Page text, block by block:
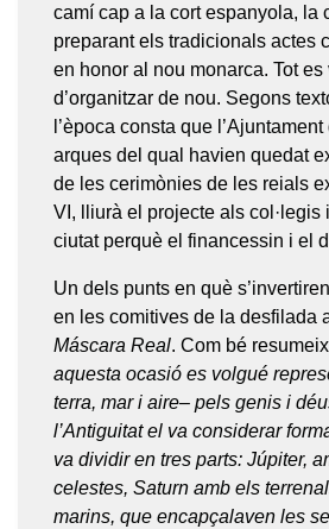
camí cap a la cort espanyola, la
preparant els tradicionals actes
en honor al nou monarca. Tot es
d’organitzar de nou. Segons
l’època consta que
arques del qual havien quedat
de les cerimònies de les reials
VI, lliurà el projecte als col·legis
ciutat perquè el financessin i el
Un dels punts en què
en les comitives de la desfilada
Máscara Real. Com bé
aquesta ocasió es volgué
terra, mar i aire– pels genis i
l’Antiguitat el va considerar
va dividir en tres parts: Júpiter,
celestes, Saturn amb els
marins, que encapçalaven les